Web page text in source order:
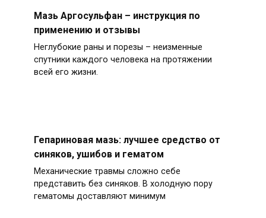
Мазь Аргосульфан – инструкция по
применению и отзывы
Неглубокие раны и порезы – неизменные
спутники каждого человека на протяжении
всей его жизни.
Гепариновая мазь: лучшее средство от
синяков, ушибов и гематом
Механические травмы сложно себе
представить без синяков. В холодную пору
гематомы доставляют минимум